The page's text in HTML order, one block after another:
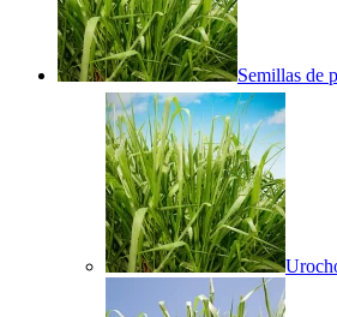
Semillas de